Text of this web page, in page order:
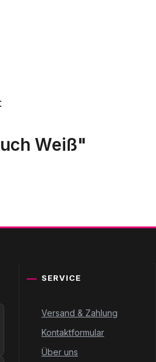
Weiß"
SERVICE
Versand & Zahlung
Kontaktformular
Über uns